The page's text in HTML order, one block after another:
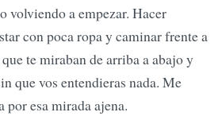
volviendo a empezar. Hacer
con poca ropa y caminar frente a
te miraban de arriba a abajo y
que vos entendieras nada. Me
esa mirada ajena.